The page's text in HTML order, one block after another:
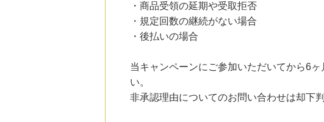
・商品受領の延期や受取拒否
・規定回数の継続がない場合
・後払いの場合
当キャンペーンにご参加いただいてから6
い。
非承認理由についてのお問い合わせは却下